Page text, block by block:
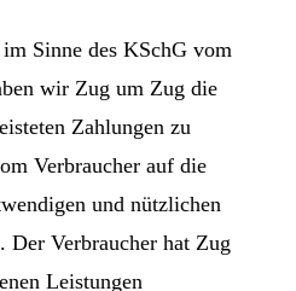
Sinne des KSchG vom
wir Zug um Zug die
Zahlungen zu
Verbraucher auf die
und nützlichen
Der Verbraucher hat Zug
Leistungen